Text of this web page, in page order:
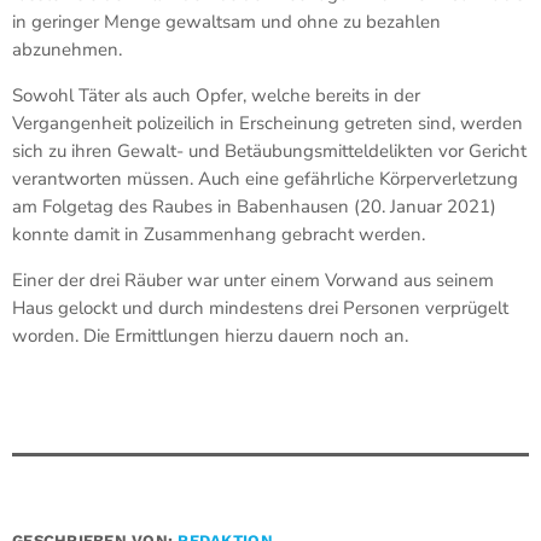
in geringer Menge gewaltsam und ohne zu bezahlen
abzunehmen.
Sowohl Täter als auch Opfer, welche bereits in der
Vergangenheit polizeilich in Erscheinung getreten sind, werden
sich zu ihren Gewalt- und Betäubungsmitteldelikten vor Gericht
verantworten müssen. Auch eine gefährliche Körperverletzung
am Folgetag des Raubes in Babenhausen (20. Januar 2021)
konnte damit in Zusammenhang gebracht werden.
Einer der drei Räuber war unter einem Vorwand aus seinem
Haus gelockt und durch mindestens drei Personen verprügelt
worden. Die Ermittlungen hierzu dauern noch an.